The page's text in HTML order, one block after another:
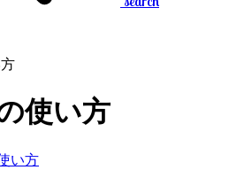
使い方
い方